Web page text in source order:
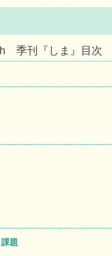
季刊『しま』目次
題